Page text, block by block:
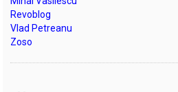
Revoblog
Vlad Petreanu
Zoso